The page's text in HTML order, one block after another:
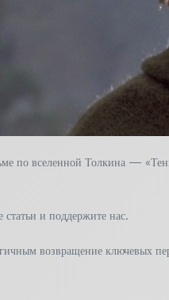
по вселенной Толкина —
и поддержите нас.
возвращение ключевых